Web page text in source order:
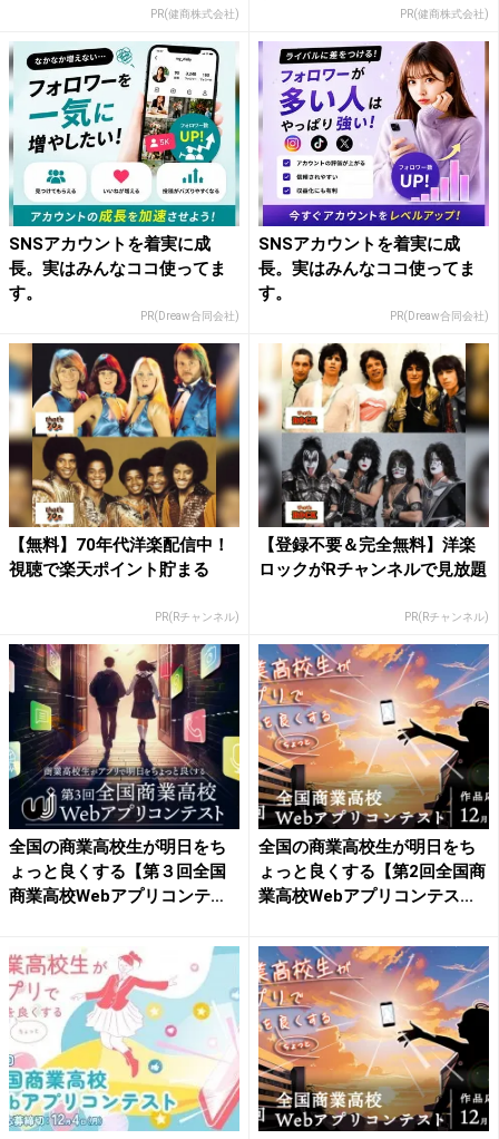
PR(健商株式会社) PR(健商株式会社)
SNSアカウントを着実に成
長。実はみんなココ使ってま
す。
PR(Dreaw合同会社)
SNSアカウントを着実に成
長。実はみんなココ使ってま
す。
PR(Dreaw合同会社)
【無料】70年代洋楽配信中！
視聴で楽天ポイント貯まる
PR(Rチャンネル)
【登録不要＆完全無料】洋楽
ロックがRチャンネルで見放題
PR(Rチャンネル)
全国の商業高校生が明日をち
ょっと良くする【第３回全国
商業高校Webアプリコンテ
全国の商業高校生が明日をち
ょっと良くする【第2回全国商
業高校Webアプリコンテス...